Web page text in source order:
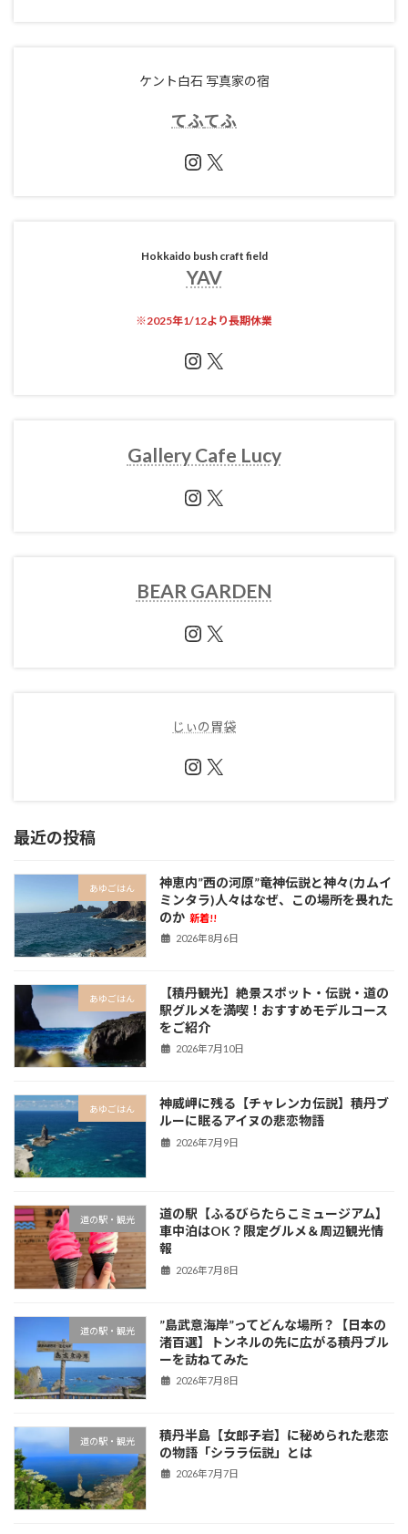
ケント白石 写真家の宿
てふてふ
Instagram
X
Hokkaido bush craft field
YAV
※2025年1/12より長期休業
Instagram
X
Gallery Cafe Lucy
Instagram
X
BEAR GARDEN
Instagram
X
じぃの胃袋
Instagram
X
最近の投稿
あゆごはん
神恵内”西の河原”竜神伝説と神々(カムイ
ミンタラ)人々はなぜ、この場所を畏れた
のか 新着!!
2026年8月6日
あゆごはん
【積丹観光】絶景スポット・伝説・道の
駅グルメを満喫！おすすめモデルコース
をご紹介
2026年7月10日
あゆごはん
神威岬に残る【チャレンカ伝説】積丹ブ
ルーに眠るアイヌの悲恋物語
2026年7月9日
道の駅・観光
道の駅【ふるびらたらこミュージアム】
車中泊はOK？限定グルメ＆周辺観光情
報
2026年7月8日
道の駅・観光
”島武意海岸”ってどんな場所？【日本の
渚百選】トンネルの先に広がる積丹ブル
ーを訪ねてみた
2026年7月8日
道の駅・観光
積丹半島【女郎子岩】に秘められた悲恋
の物語「シララ伝説」とは
2026年7月7日